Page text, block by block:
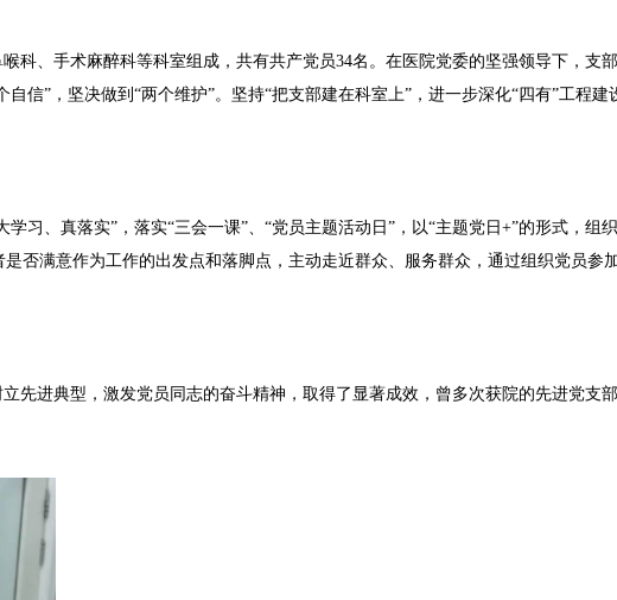
科、手术麻醉科等科室组成，共有共产党员34名。在医院党委的坚强领导下，支
信”，坚决做到“两个维护”。坚持“把支部建在科室上”，进一步深化“四有”工程
习、真落实”，落实“三会一课”、“党员主题活动日”，以“主题党日+”的形式，组
否满意作为工作的出发点和落脚点，主动走近群众、服务群众，通过组织党员
进典型，激发党员同志的奋斗精神，取得了显著成效，曾多次获院的先进党支